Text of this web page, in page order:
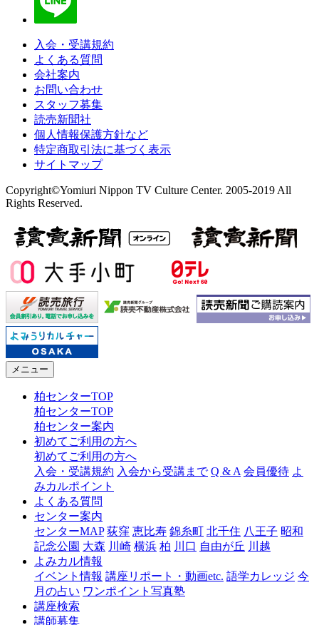
入会・受講規約
よくある質問
会社案内
お問い合わせ
スタッフ募集
読売新聞社
個人情報保護方針など
特定商取引法に基づく表示
サイトマップ
Copyright©Yomiuri Nippon TV Culture Center. 2005-2019 All
Rights Reserved.
メニュー
柏センターTOP
柏センターTOP
柏センター案内
初めてご利用の方へ
初めてご利用の方へ
入会・受講規約 入会から受講まで Q & A 会員優待 よ
みカルポイント
よくある質問
センター案内
センターMAP 荻窪 恵比寿 錦糸町 北千住 八王子 昭和
記念公園 大森 川崎 横浜 柏 川口 自由が丘 川越
よみカル情報
イベント情報 講座リポート・動画etc. 語学カレッジ 今
月の占い ワンポイント写真塾
講座検索
講師募集